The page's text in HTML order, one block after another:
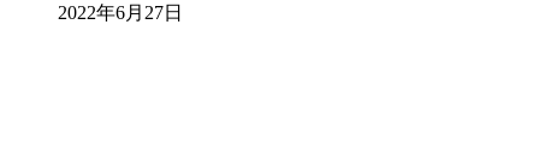
2022年6月27日